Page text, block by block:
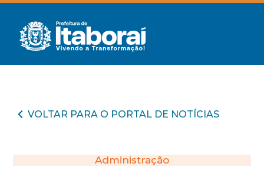
VOLTAR PARA O PORTAL DE NOTÍCIAS
Administração